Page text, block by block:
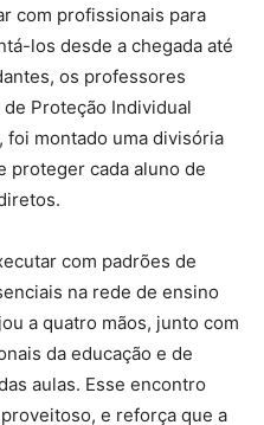
com profissionais para
los desde a chegada até
os professores
Proteção Individual
foi montado uma divisória
proteger cada aluno de
com padrões de
na rede de ensino
a quatro mãos, junto com
da educação e de
aulas. Esse encontro
e reforça que a